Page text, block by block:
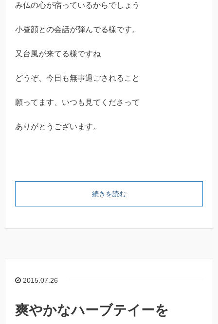
み仏の心が宿っているからでしょう
小昼顔との会話が弾んでる様です。
又台風が来てる様ですね
どうぞ、今日も無事過ごされること
願ってます、いつも見てくださって
ありがとうございます。
続きを読む
2015.07.26
爽やかなハーブテイーを